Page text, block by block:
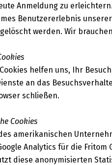
Anmeldung zu
Benutzererlebnis
werden. Wir
helfen uns, Ihr
an das
schließen.
Cookies
amerikanischen
Analytics für die
diese anonymisierten